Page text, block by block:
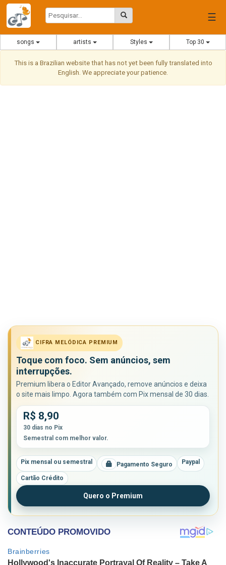
☰
songs artists Styles Top 30
This is a Brazilian website that has not yet been fully translated into
English. We appreciate your patience.
CIFRA MELÓDICA PREMIUM
Toque com foco. Sem anúncios, sem
interrupções.
Premium libera o Editor Avançado, remove anúncios e deixa
o site mais limpo. Agora também com Pix mensal de 30 dias.
R$ 8,90
30 dias no Pix
Semestral com melhor valor.
Pix mensal ou semestral Pagamento Seguro Paypal
Cartão Crédito
Quero o Premium